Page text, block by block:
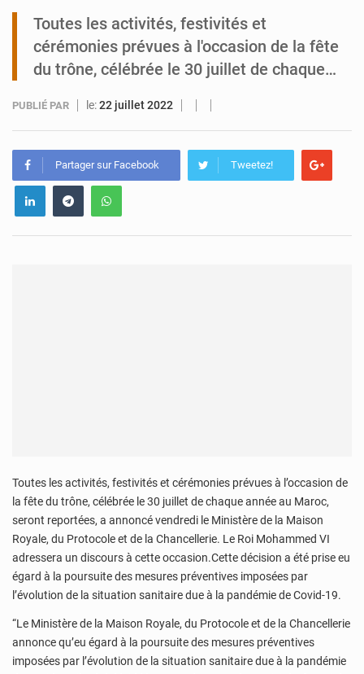
Toutes les activités, festivités et
cérémonies prévues à l'occasion de la fête
du trône, célébrée le 30 juillet de chaque…
PUBLIÉ PAR le:22 juillet 2022
Partager sur Facebook Tweetez!
Toutes les activités, festivités et cérémonies prévues à l’occasion de
la fête du trône, célébrée le 30 juillet de chaque année au Maroc,
seront reportées, a annoncé vendredi le Ministère de la Maison
Royale, du Protocole et de la Chancellerie. Le Roi Mohammed VI
adressera un discours à cette occasion.Cette décision a été prise eu
égard à la poursuite des mesures préventives imposées par
l’évolution de la situation sanitaire due à la pandémie de Covid-19.
“Le Ministère de la Maison Royale, du Protocole et de la Chancellerie
annonce qu’eu égard à la poursuite des mesures préventives
imposées par l’évolution de la situation sanitaire due à la pandémie